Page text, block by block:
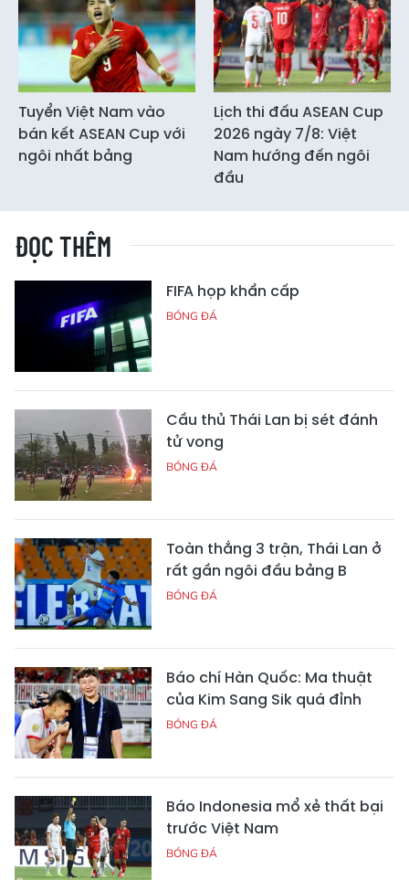
Tuyển Việt Nam vào
bán kết ASEAN Cup với
ngôi nhất bảng
Lịch thi đấu ASEAN Cup
2026 ngày 7/8: Việt
Nam hướng đến ngôi
đầu
ĐỌC THÊM
FIFA họp khẩn cấp
BÓNG ĐÁ
Cầu thủ Thái Lan bị sét đánh
tử vong
BÓNG ĐÁ
Toàn thắng 3 trận, Thái Lan ở
rất gần ngôi đầu bảng B
BÓNG ĐÁ
Báo chí Hàn Quốc: Ma thuật
của Kim Sang Sik quá đỉnh
BÓNG ĐÁ
Báo Indonesia mổ xẻ thất bại
trước Việt Nam
BÓNG ĐÁ